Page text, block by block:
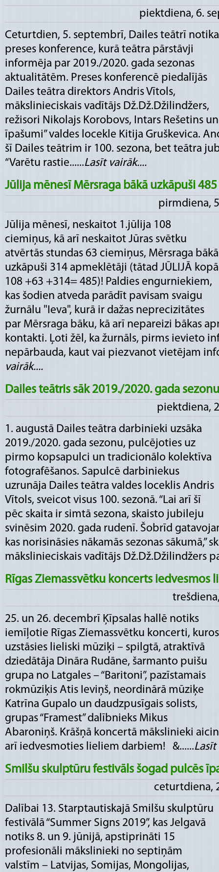
piektdiena, 6.
Ceturtdien, 5. septembrī, Dailes teātrī notika
preses konference, kurā teātra pārstāvji
informēja par 2019./2020. gada sezonas
aktualitātēm. Preses konferencē piedalījās
Dailes teātra direktors Andris Vītols,
mākslinieciskais vadītājs Dž.Dž.Džilindžers,
režisori Nikolajs Korobovs, Intars Rešetins
īpašumi” valdes locekle Kitija Gruškevica.
šī Dailes teātrim ir 100. sezona, bet teātra
“Varētu rastie......Lasīt vairāk....
Jūlija mēnesī Mērsraga bākā uzkāpuši
pirmdiena,
Jūlija mēnesī, neskaitot 1.jūlija 108
ciemiņus, kā arī neskaitot Jūras svētku
atvērtās stundas 63 ciemiņus, Mērsraga bākā
uzkāpuši 314 apmeklētāji (tātad JŪLIJĀ kopā
108 +63 +314= 485)! Paldies engurniekiem,
kas šodien atveda parādīt pavisam svaigu
žurnālu "Ieva", kurā ir dažas neprecizitātes
par Mērsraga bāku, kā arī nepareizi bākas
kontakti. Ļoti žēl, ka žurnāls, pirms ievieto
nepārbauda, kaut vai piezvanot vietējam
vairāk....
Dailes teātris sāk 2019./2020. gada sezonu
piektdiena,
1. augustā Dailes teātra darbinieki uzsāka
2019./2020. gada sezonu, pulcējoties uz
pirmo kopsapulci un tradicionālo kolektīva
fotografēšanos. Sapulcē darbiniekus
uzrunāja Dailes teātra valdes loceklis Andris
Vītols, sveicot visus 100. sezonā. “Lai arī šī
pēc skaita ir simtā sezona, skaisto jubileju
svinēsim 2020. gada rudenī. Šobrīd
kas norisināsies nākamās sezonas sākumā,”
mākslinieciskais vadītājs Dž.Dž.Džilindžers
Rīgas Ziemassvētku koncerts iedvesmos
25. un 26. decembrī Ķīpsalas hallē notiks
iemīļotie Rīgas Ziemassvētku koncerti, kuros
uzstāsies lieliski mūziķi – spilgtā, atraktīvā
dziedātāja Dināra Rudāne, šarmanto puišu
grupa no Latgales – “Baritoni”, pazīstamais
rokmūziķis Atis Ieviņš, neordinārā mūziķe
Katrīna Gupalo un daudzpusīgais solists,
grupas “Framest” dalībnieks Mikus
Abaroniņš. Krāšņā koncertā mākslinieki
arī iedvesmoties lieliem darbiem! &......Lasīt
Smilšu skulptūru festivāls šogad pulcēs
ceturtdiena,
Dalībai 13. Starptautiskajā Smilšu skulptūru
festivālā “Summer Signs 2019”, kas Jelgavā
notiks 8. un 9. jūnijā, apstiprināti 15
profesionāli mākslinieki no septiņām
valstīm – Latvijas, Somijas, Mongolijas,